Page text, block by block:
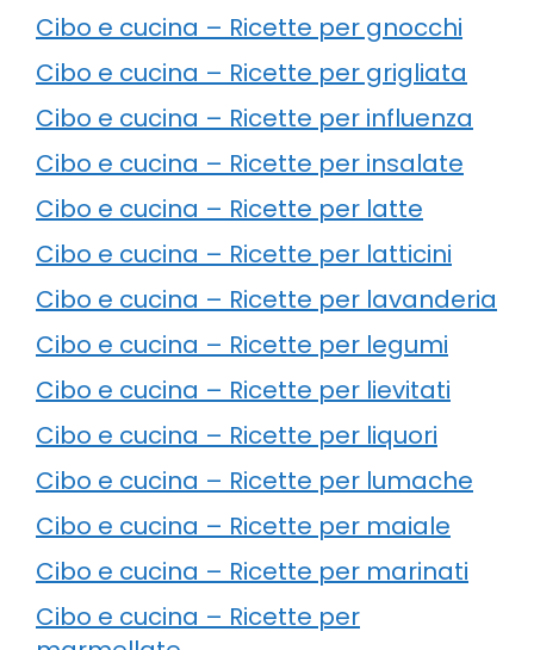
Cibo e cucina – Ricette per gnocchi
Cibo e cucina – Ricette per grigliata
Cibo e cucina – Ricette per influenza
Cibo e cucina – Ricette per insalate
Cibo e cucina – Ricette per latte
Cibo e cucina – Ricette per latticini
Cibo e cucina – Ricette per lavanderia
Cibo e cucina – Ricette per legumi
Cibo e cucina – Ricette per lievitati
Cibo e cucina – Ricette per liquori
Cibo e cucina – Ricette per lumache
Cibo e cucina – Ricette per maiale
Cibo e cucina – Ricette per marinati
Cibo e cucina – Ricette per